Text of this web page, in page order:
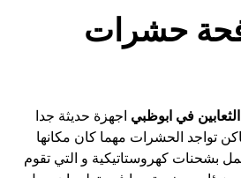
حشرات
في ابوظبي اجهزة حديثة جدا
تواجد الحشرات مهما كان مكانها
بشحنات كهروستاتيكية و التي تقوم